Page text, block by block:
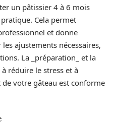
un pâtissier 4 à 6 mois
Cela permet
et donne
ajustements nécessaires,
La _préparation_ et la
réduire le stress et à
votre gâteau est conforme